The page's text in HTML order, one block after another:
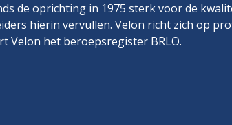
de oprichting in 1975 sterk voor de
hierin vervullen. Velon richt zich op
Velon het beroepsregister BRLO.